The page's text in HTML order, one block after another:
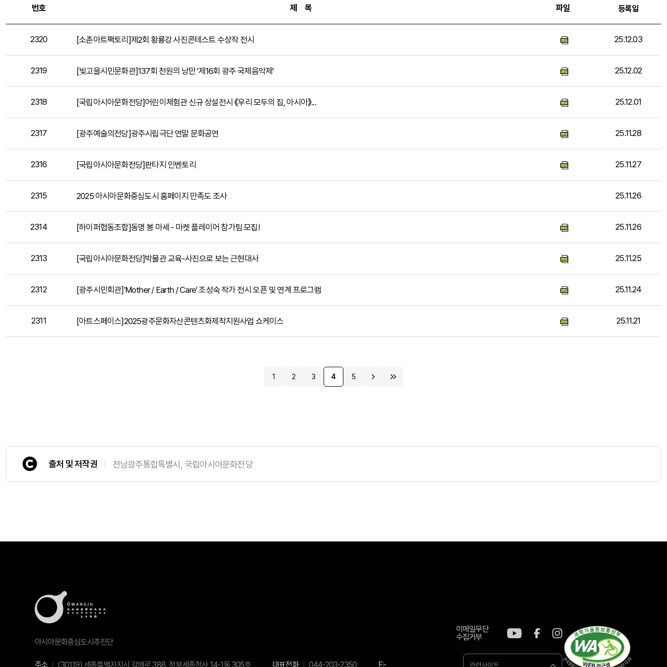
번호 제 목 파일 등록일
2320 [소촌아트팩토리]제2회 황룡강 사진콘테스트 수상작 전시 25.12.03
2319 [빛고을시민문화관]137회 천원의 낭만 '제16회 광주 국제음악제' 25.12.02
2318 [국립아시아문화전당]어린이체험관 신규 상설전시 《우리 모두의 집, 아시아》... 25.12.01
2317 [광주예술의전당]광주시립극단 연말 문화공연 25.11.28
2316 [국립아시아문화전당]판타지 인벤토리 25.11.27
2315 2025 아시아문화중심도시 홈페이지 만족도 조사 25.11.26
2314 [하이퍼협동조합]동명 봉 마셰 - 마켓 플레이어 참가팀 모집! 25.11.26
2313 [국립아시아문화전당]박물관 교육-사진으로 보는 근현대사 25.11.25
2312 [광주시민회관]'Mother / Earth / Care' 조성숙 작가 전시 오픈 및 연계 프로그램 25.11.24
2311 [아트스페이스]2025광주문화자산콘텐츠화제작지원사업 쇼케이스 25.11.21
1 2 3 4 5
출처 및 저작권 전남광주통합특별시, 국립아시아문화전당
아시아문화중심도시추진단
주소 (30119) 세종특별자치시 갈매로 388, 정부세종청사 14-1동 305호 대표전화 044-203-2350 E-
이메일무단
수집거부
관련사이트